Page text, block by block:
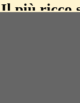
Il più ricco